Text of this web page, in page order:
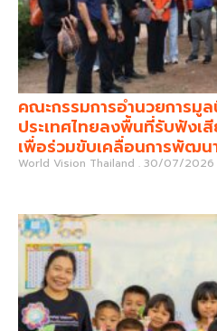
คณะกรรมการอำนวยการมู
ประเทศไทยลงพื้นที่รับฟังเ
เพื่อร่วมขับเคลื่อนการพัฒน
World Vision Thailand 30/07/2026